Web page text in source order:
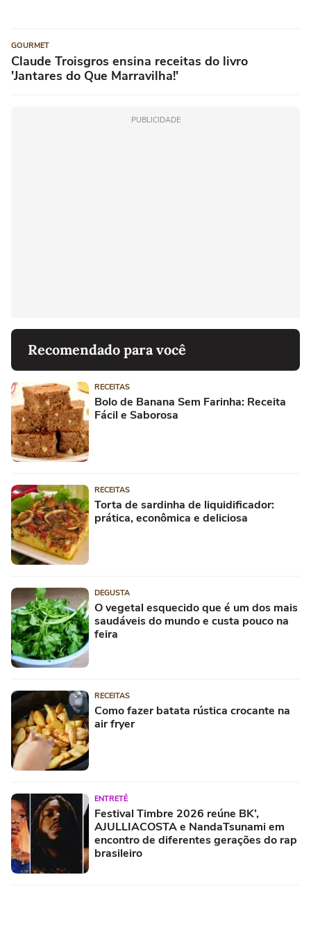
GOURMET
Claude Troisgros ensina receitas do livro
'Jantares do Que Marravilha!'
PUBLICIDADE
Recomendado para você
RECEITAS
Bolo de Banana Sem Farinha: Receita
Fácil e Saborosa
RECEITAS
Torta de sardinha de liquidificador:
prática, econômica e deliciosa
DEGUSTA
O vegetal esquecido que é um dos mais
saudáveis do mundo e custa pouco na
feira
RECEITAS
Como fazer batata rústica crocante na
air fryer
ENTRETÊ
Festival Timbre 2026 reúne BK’,
AJULLIACOSTA e NandaTsunami em
encontro de diferentes gerações do rap
brasileiro